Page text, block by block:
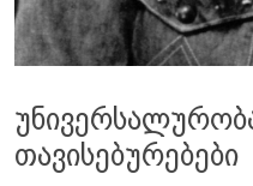
თავისებურებები